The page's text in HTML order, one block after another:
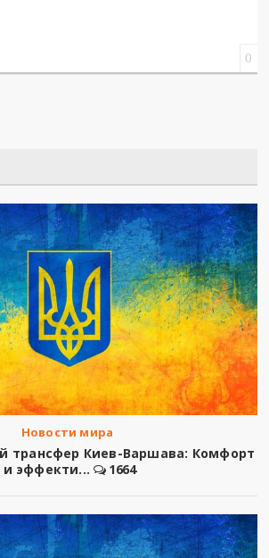
0
Новости мира
трансфер Киев-Варшава: Комфорт
и эффекти...
1664